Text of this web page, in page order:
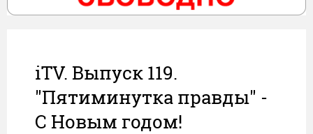
iTV. Выпуск 119.
"Пятиминутка правды" -
С Новым годом!